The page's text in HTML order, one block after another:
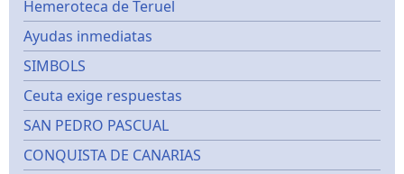
Hemeroteca de Teruel
Ayudas inmediatas
SIMBOLS
Ceuta exige respuestas
SAN PEDRO PASCUAL
CONQUISTA DE CANARIAS